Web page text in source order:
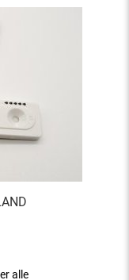
alle